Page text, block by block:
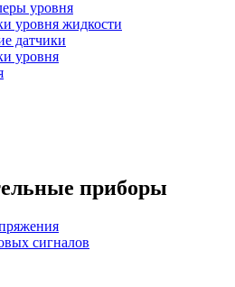
уровня
уровня жидкости
датчики
уровня
приборы
сигналов